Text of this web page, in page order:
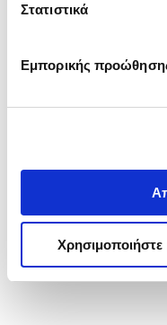
Στατιστικά
Εμπορικής